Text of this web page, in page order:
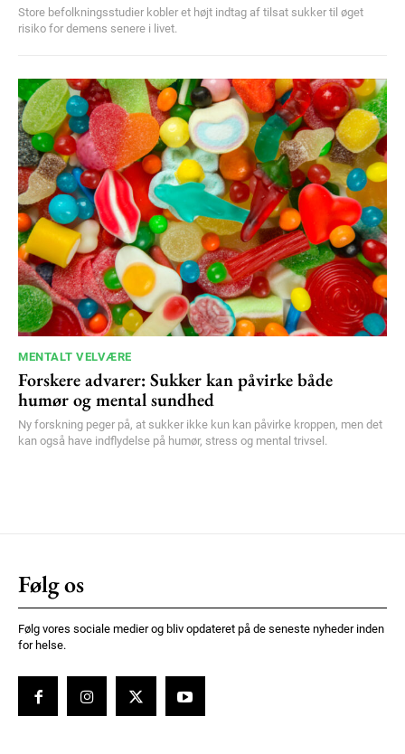
Store befolkningsstudier kobler et højt indtag af tilsat sukker til øget
risiko for demens senere i livet.
MENTALT VELVÆRE
Forskere advarer: Sukker kan påvirke både
humør og mental sundhed
Ny forskning peger på, at sukker ikke kun kan påvirke kroppen, men det
kan også have indflydelse på humør, stress og mental trivsel.
Følg os
Følg vores sociale medier og bliv opdateret på de seneste nyheder inden
for helse.